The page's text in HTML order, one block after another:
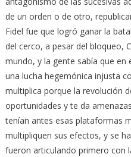
de un orden o de otro,
Fidel fue que logró ganar la
del cerco, a pesar del bloqueo,
mundo, y la gente sabía que en
una lucha hegemónica injusta
multiplica porque la revolución
oportunidades y te da
tenían antes esas plataformas
multipliquen sus efectos, y se
fueron articulando primero con